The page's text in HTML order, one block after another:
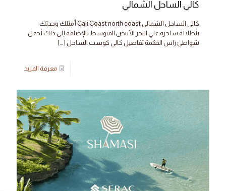
كالي الساحل الشمالي
كالي الساحل الشمالي Cali Coast north coast أمتلك وحدتك
بأطلالة ساحرة علي البحر الأبيض المتوسط بالإضافة إلى ذلك أجمل
شواطئ راس الحكمة تفاصيل كالي كوست الساحل […]
معرفة المزيد